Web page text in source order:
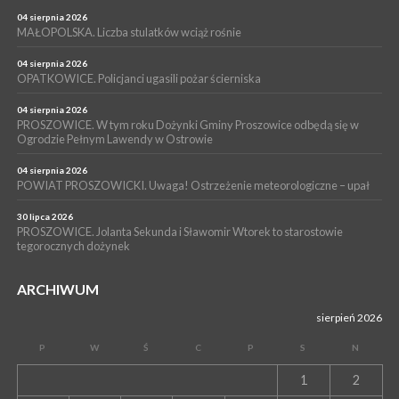
Czwartki w Bibliotece”
14 lipca 2026
PROSZOWICE. 26 lipca odbędzie się XII Marsz Rzeczpospolitej
WYDARZENIA
13 lipca 2026
Szpitalu im. Ojca Rafała z Proszowic już działa
04 sierpnia 2026
MAŁOPOLSKA. Liczba stulatków wciąż rośnie
04 sierpnia 2026
OPATKOWICE. Policjanci ugasili pożar ścierniska
04 sierpnia 2026
PROSZOWICE. W tym roku Dożynki Gminy Proszowice odbędą się w
Ogrodzie Pełnym Lawendy w Ostrowie
04 sierpnia 2026
POWIAT PROSZOWICKI. Uwaga! Ostrzeżenie meteorologiczne – upał
30 lipca 2026
PROSZOWICE. Jolanta Sekunda i Sławomir Wtorek to starostowie
tegorocznych dożynek
ARCHIWUM
sierpień 2026
P W Ś C P S N
1 2